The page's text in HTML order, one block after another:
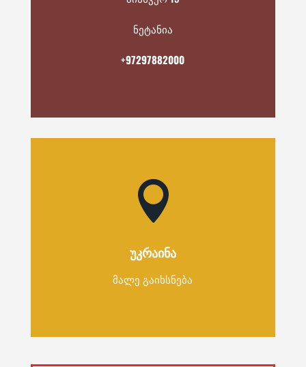
ნეტანია
+97297882000

ᲣᲙᲠᲐᲘᲜᲐ
მალე გაიხსნება